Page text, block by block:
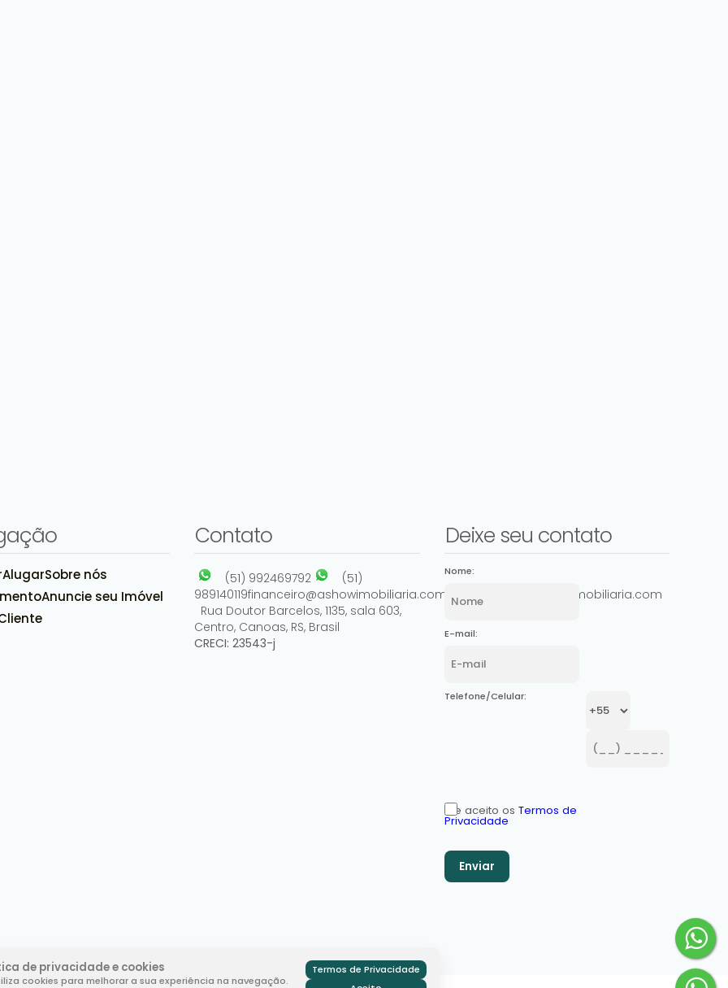
de privacidade e cookies
cookies para melhorar a sua experiência na navegação.
Termos de Privacidade
AlugarSobre nós
Anuncie seu Imóvel
Contato
(51) 992469792
(51)
989140119financeiro@ashowimobiliaria.com.br
comercial@ashowimobiliaria.com
Rua Doutor Barcelos, 1135, sala 603,
Centro, Canoas, RS, Brasil
CRECI: 23543-j
Deixe seu contato
Nome:
E-mail:
Telefone/Celular:
Li e aceito os Termos de
Privacidade